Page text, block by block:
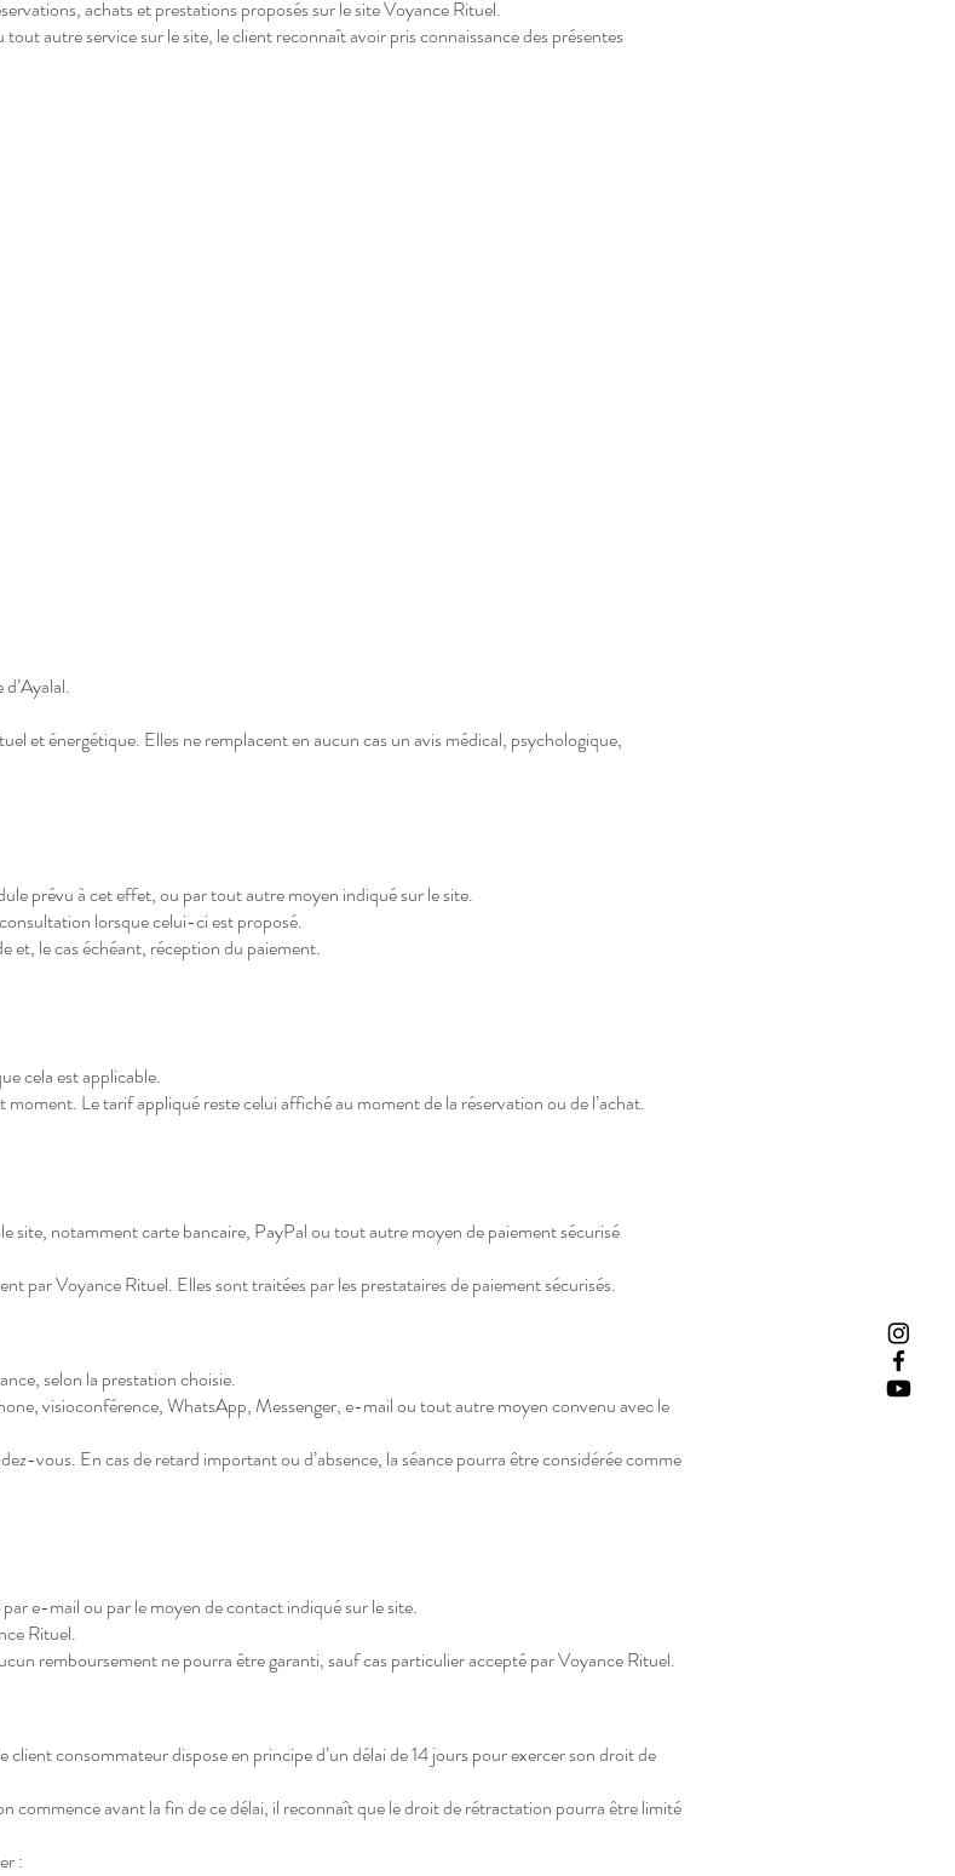
achats et prestations proposés sur le site Voyance Rituel.
autre service sur le site, le client reconnaît avoir pris connaissance des présentes
et énergétique. Elles ne remplacent en aucun cas un avis médical, psychologique,
prévu à cet effet, ou par tout autre moyen indiqué sur le site.
lorsque celui-ci est proposé.
et, le cas échéant, réception du paiement.
cela est applicable.
Le tarif appliqué reste celui affiché au moment de la réservation ou de l’achat.
site, notamment carte bancaire, PayPal ou tout autre moyen de paiement sécurisé
par Voyance Rituel. Elles sont traitées par les prestataires de paiement sécurisés.
selon la prestation choisie.
visioconférence, WhatsApp, Messenger, e-mail ou tout autre moyen convenu avec le
vous. En cas de retard important ou d’absence, la séance pourra être considérée comme
e-mail ou par le moyen de contact indiqué sur le site.
Rituel.
remboursement ne pourra être garanti, sauf cas particulier accepté par Voyance Rituel.
consommateur dispose en principe d’un délai de 14 jours pour exercer son droit de
commence avant la fin de ce délai, il reconnaît que le droit de rétractation pourra être limité
: